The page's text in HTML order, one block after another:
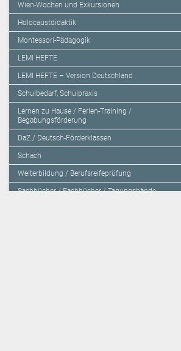
Wien-Wochen und Exkursionen
Holocaustdidaktik
Montessori-Pädagogik
LEMI HEFTE
LEMI HEFTE – Version Deutschland
Schulbedarf, Schulpraxis
Lernen zu Hause / Ferien-Training /
Begabungsförderung
DaZ / Deutsch-Förderklassen
Schach
Weiterbildung / Berufsreifeprüfung
Sachbücher / Fachbücher / Tagungsbände